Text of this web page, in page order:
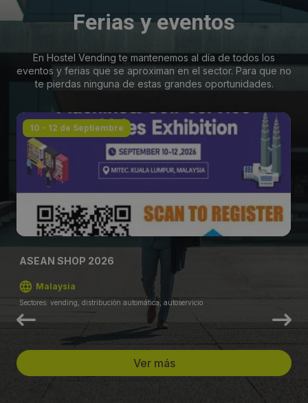
Ferias y eventos
En Hostel Vending te mantenemos al día de todos los
eventos y ferias que se aproximan en el sector. Para que no
te pierdas ninguna de estas grandes oportunidades.
10 - 12 de Septiembre
ASEAN SHOP 2026
Malaysia
Sectores: vending, distribución automática, autoservicio
Ver más